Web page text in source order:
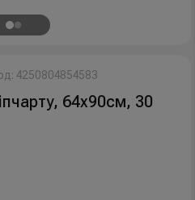
4250804854583
64х90см, 30